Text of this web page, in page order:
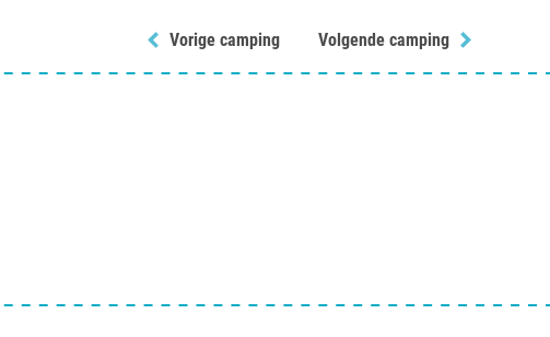
Vorige camping Volgende camping